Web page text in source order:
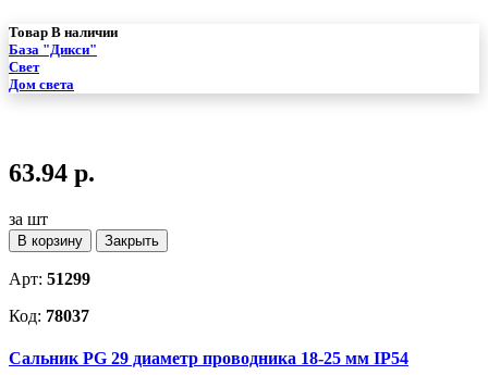
Товар В наличии
База "Дикси"
Свет
Дом света
63.94 р.
за шт
В корзину Закрыть
Арт: 51299
Код: 78037
Сальник PG 29 диаметр проводника 18-25 мм IP54